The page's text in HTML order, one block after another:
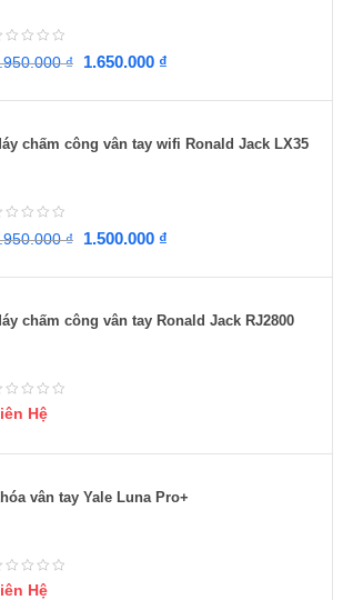
₫ 1.650.000 ₫
chấm công vân tay wifi Ronald Jack LX35
₫ 1.500.000 ₫
chấm công vân tay Ronald Jack RJ2800
Hệ
vân tay Yale Luna Pro+
Hệ